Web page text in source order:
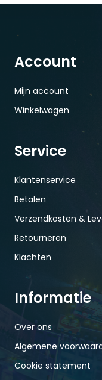
Account
Mijn account
Winkelwagen
Service
Klantenservice
Betalen
Verzendkosten &
Retourneren
Klachten
Informatie
Over ons
Algemene
Cookie statement